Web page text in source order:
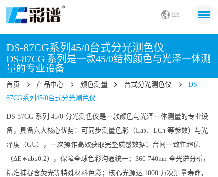
En
DS-87CG系列45/0台式分光测色仪
DS-87CG 系列是一款45/0结构颜色与光泽一体测
量的专业设备
首页 产品中心 颜色测量 台式分光测色仪
DS-
87CG系列45/0台式分光测色仪
DS-87CG 系列 45/0 分光测色仪是一款颜色与光泽一体测量的专业设
备，具备六大核心优势：可同步测量色彩（Lab、LCh 等参数）与光
泽度（GU），一次操作高效获取完整质感数据；台间一致性超优
（ΔE∗ab≤0.2），保障全球色彩沟通统一；360-740nm 全光谱分析，
精准捕捉含荧光等特殊材料色彩；核心光源达 1000 万次测量寿命，